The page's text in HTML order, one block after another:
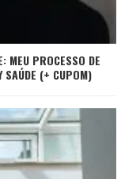
MEU PROCESSO DE
SAÚDE (+ CUPOM)